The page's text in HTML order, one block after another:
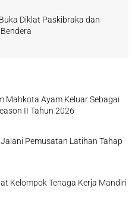
Diklat Paskibraka dan
Mahkota Ayam Keluar Sebagai
II Tahun 2026
Pemusatan Latihan Tahap
Kelompok Tenaga Kerja Mandiri